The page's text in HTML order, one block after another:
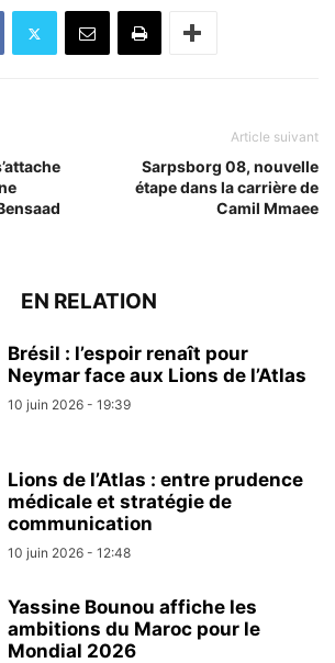
Article suivant
Sarpsborg 08, nouvelle
étape dans la carrière de
Camil Mmaee
EN RELATION
Brésil : l’espoir renaît pour
Neymar face aux Lions de l’Atlas
10 juin 2026 - 19:39
Lions de l’Atlas : entre prudence
médicale et stratégie de
communication
10 juin 2026 - 12:48
Yassine Bounou affiche les
ambitions du Maroc pour le
Mondial 2026